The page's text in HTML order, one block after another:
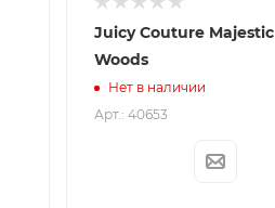
Juicy Couture Majestic
Woods
Нет в наличии
Арт.: 40653